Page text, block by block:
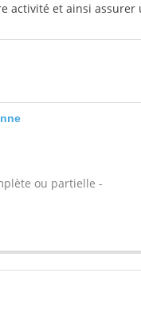
activité et ainsi assurer
ou partielle -